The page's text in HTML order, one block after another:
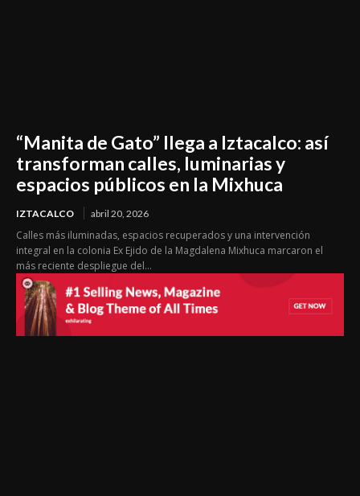
“Manita de Gato” llega a Iztacalco: así
transforman calles, luminarias y
espacios públicos en la Mixhuca
IZTACALCO abril 20, 2026
Calles más iluminadas, espacios recuperados y una intervención
integral en la colonia Ex Ejido de la Magdalena Mixhuca marcaron el
más reciente despliegue del...